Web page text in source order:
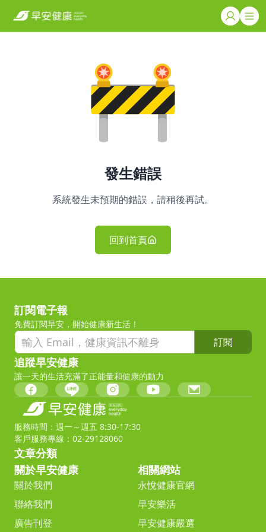
發生錯誤
系統發生未預期的錯誤，請稍後再試。
回到首頁
訂閱電子報
免費訂閱早安，開始健康新生活！
訂閱
追蹤早安健康
讓一天的生活充滿了正能量和健康的動力
服務時間：週一～週五 8:30-17:30
客戶服務專線：02-29128060
文章分類
關於早安健康
關於我們
聯絡我們
廣告刊登
相關網站
永悅健康官網
早安樂活
早安健康嚴選